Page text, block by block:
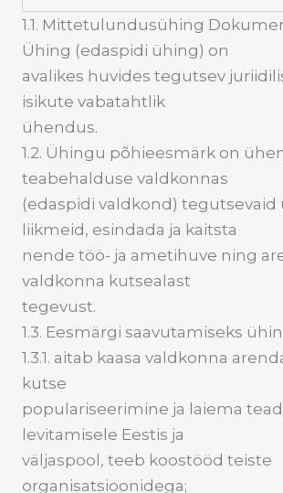
1.1. Mittetulundusühing
Ühing (edaspidi ühing) on
avalikes huvides tegutsev
isikute vabatahtlik
ühendus.
1.2. Ühingu põhieesmärk on
teabehalduse valdkonnas
(edaspidi valdkond) tegutsevaid
liikmeid, esindada ja kaitsta
nende töö- ja ametihuve ning
valdkonna kutsealast
tegevust.
1.3. Eesmärgi saavutamiseks
1.3.1. aitab kaasa valdkonna
kutse
populariseerimine ja laiema
levitamisele Eestis ja
väljaspool, teeb koostööd teiste
organisatsioonidega;